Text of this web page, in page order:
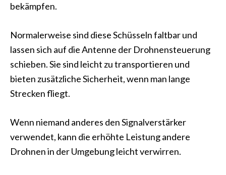
bekämpfen.
Normalerweise sind diese Schüsseln faltbar und
lassen sich auf die Antenne der Drohnensteuerung
schieben. Sie sind leicht zu transportieren und
bieten zusätzliche Sicherheit, wenn man lange
Strecken fliegt.
Wenn niemand anderes den Signalverstärker
verwendet, kann die erhöhte Leistung andere
Drohnen in der Umgebung leicht verwirren.